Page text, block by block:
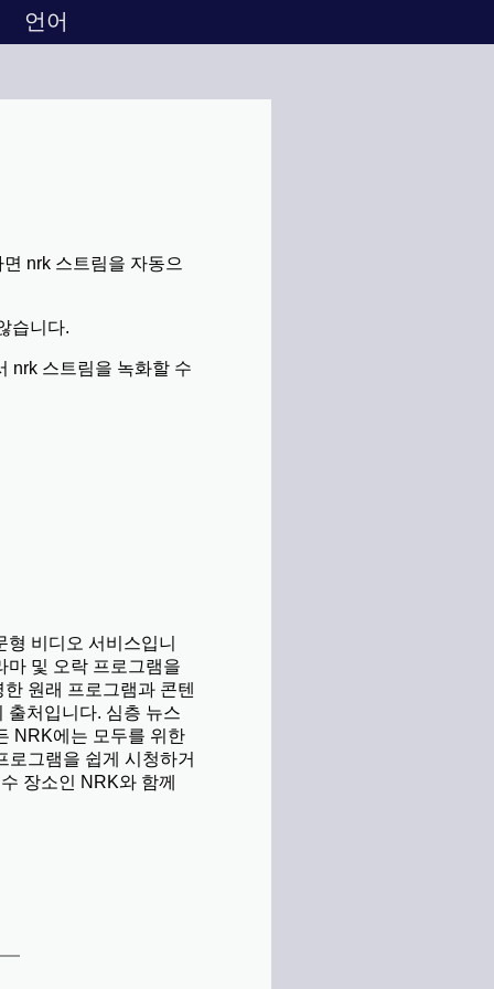
언어
nrk 스트림을 자동으
습니다.
nrk 스트림을 녹화할 수
비디오 서비스입니
마 및 오락 프로그램을
원래 프로그램과 콘텐
출처입니다. 심층 뉴스
NRK에는 모두를 위한
로그램을 쉽게 시청하거
장소인 NRK와 함께